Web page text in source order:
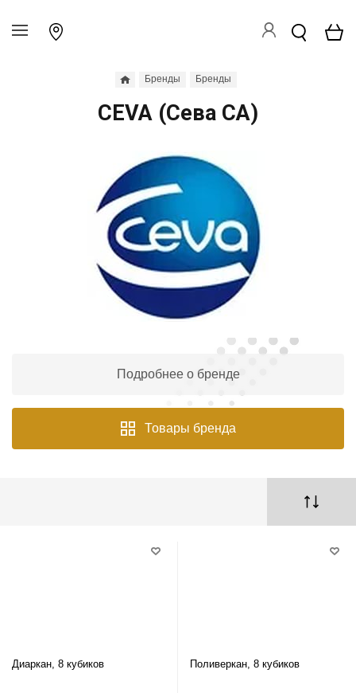
Бренды Бренды
CEVA (Сева СА)
Подробнее о бренде
Товары бренда
Диаркан, 8 кубиков Поливеркан, 8 кубиков